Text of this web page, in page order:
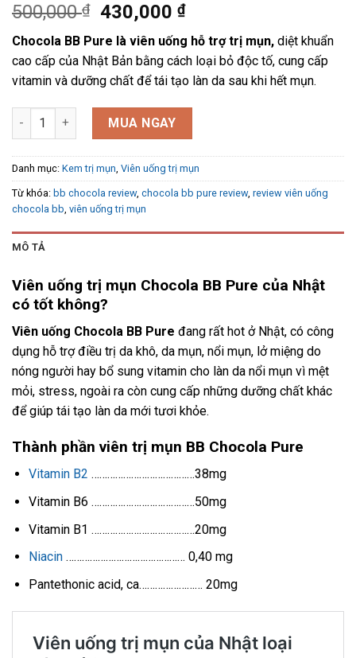
500,000₫ 430,000₫
Chocola BB Pure là viên uống hỗ trợ trị mụn, diệt khuẩn
cao cấp của Nhật Bản bằng cách loại bỏ độc tố, cung cấp
vitamin và dưỡng chất để tái tạo làn da sau khi hết mụn.
Viên uống trị mụn Chocola BB Pure 170 viên số lượng
MUA NGAY
Danh mục: Kem trị mụn Viên uống trị mụn
Từ khóa: bb chocola review, chocola bb pure review, review viên uống
chocola bb viên uống trị mụn
MÔ TẢ
Viên uống trị mụn Chocola BB Pure của Nhật
có tốt không?
Viên uống Chocola BB Pure đang rất hot ở Nhật, có công
dụng hỗ trợ điều trị da khô, da mụn, nổi mụn, lở miệng do
nóng người hay bổ sung vitamin cho làn da nổi mụn vì mệt
mỏi, stress, ngoài ra còn cung cấp những dưỡng chất khác
để giúp tái tạo làn da mới tươi khỏe.
Thành phần viên trị mụn BB Chocola Pure
Vitamin B2 …………………………………38mg
Vitamin B6 …………………………………50mg
Vitamin B1 …………………………………20mg
Niacin……………………………………… 0,40 mg
Pantethonic acid, ca…………………… 20mg